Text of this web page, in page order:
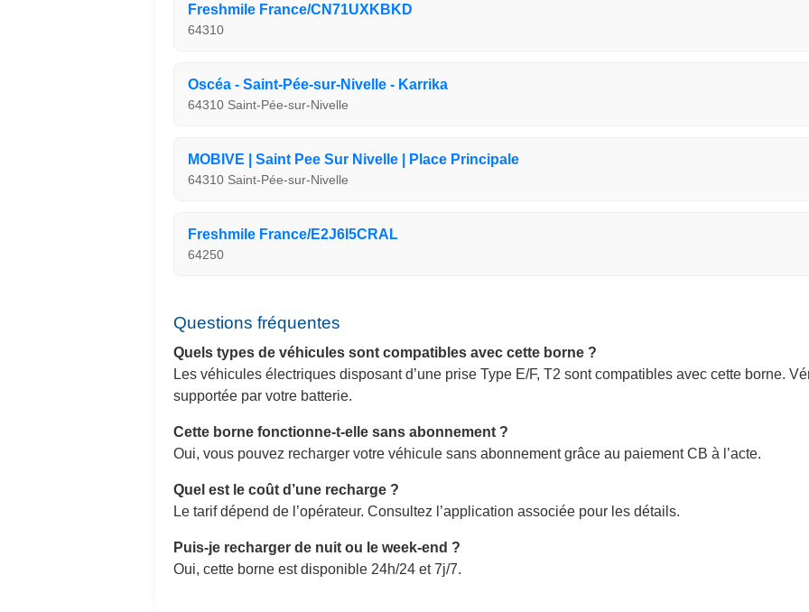
Freshmile France/CN71UXKBKD
64310
Oscéa - Saint-Pée-sur-Nivelle - Karrika
64310 Saint-Pée-sur-Nivelle
MOBIVE | Saint Pee Sur Nivelle | Place Principale
64310 Saint-Pée-sur-Nivelle
Freshmile France/E2J6I5CRAL
64250
Questions fréquentes
Quels types de véhicules sont compatibles avec cette borne ?
Les véhicules électriques disposant d’une prise Type E/F, T2 sont compatibles avec cette borne.
supportée par votre batterie.
Cette borne fonctionne-t-elle sans abonnement ?
Oui, vous pouvez recharger votre véhicule sans abonnement grâce au paiement CB à l’acte.
Quel est le coût d’une recharge ?
Le tarif dépend de l’opérateur. Consultez l’application associée pour les détails.
Puis-je recharger de nuit ou le week-end ?
Oui, cette borne est disponible 24h/24 et 7j/7.